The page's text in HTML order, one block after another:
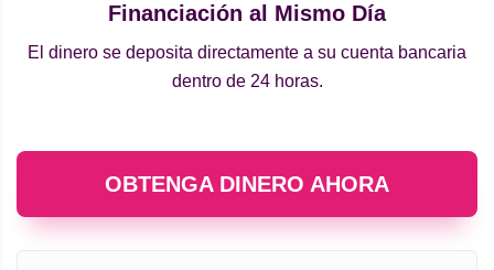
Financiación al Mismo Día
El dinero se deposita directamente a su cuenta bancaria
dentro de 24 horas.
OBTENGA DINERO AHORA